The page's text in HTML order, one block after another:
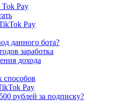
Pay
Pay
данного бота?
заработка
дохода
Pay
рублей за подписку?